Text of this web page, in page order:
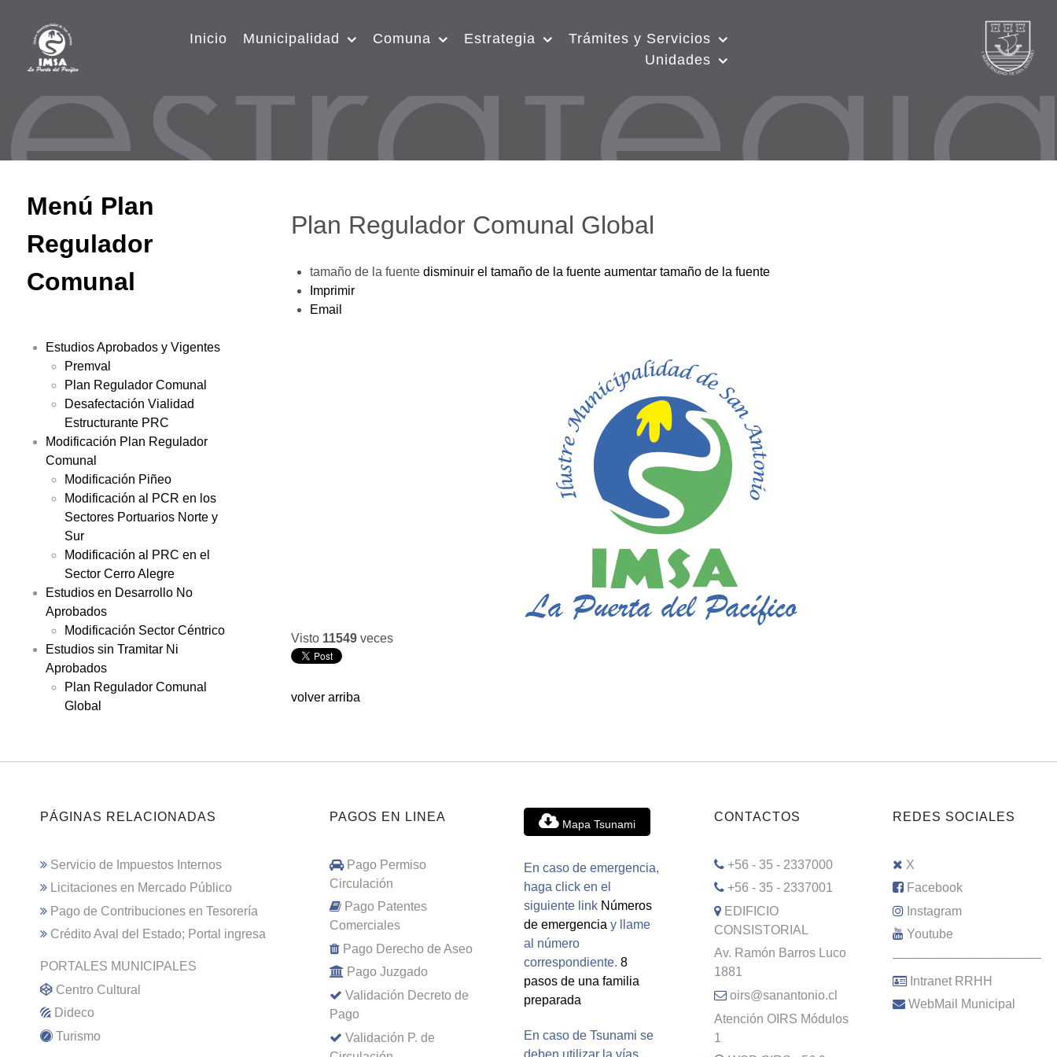
Inicio Municipalidad Comuna Estrategia
Trámites y Servicios
Unidades
Menú Plan
Regulador
Comunal
Estudios Aprobados y Vigentes
Premval
Plan Regulador Comunal
Desafectación Vialidad
Estructurante PRC
Modificación Plan Regulador
Comunal
Modificación Piñeo
Modificación al PCR en los
Sectores Portuarios Norte y
Sur
Modificación al PRC en el
Sector Cerro Alegre
Estudios en Desarrollo No
Aprobados
Modificación Sector Céntrico
Estudios sin Tramitar Ni
Aprobados
Plan Regulador Comunal
Global
Plan Regulador Comunal Global
tamaño de la fuente disminuir el tamaño de la fuente aumentar tamaño de la fuente
Imprimir
Email
Visto 11549 veces
volver arriba
PÁGINAS RELACIONADAS
Servicio de Impuestos Internos
Licitaciones en Mercado Público
Pago de Contribuciones en Tesorería
Crédito Aval del Estado; Portal ingresa
PORTALES MUNICIPALES
Centro Cultural
Dideco
Turismo
PAGOS EN LINEA
Pago Permiso
Circulación
Pago Patentes
Comerciales
Pago Derecho de Aseo
Pago Juzgado
Validación Decreto de
Pago
Validación P. de
Mapa Tsunami
En caso de emergencia,
haga click en el
siguiente link Números
de emergencia y llame
al número
correspondiente. 8
pasos de una familia
preparada
En caso de Tsunami se
deben utilizar la vías
CONTACTOS
+56 - 35 - 2337000
+56 - 35 - 2337001
EDIFICIO
CONSISTORIAL
Av. Ramón Barros Luco
1881
oirs@sanantonio.cl
Atención OIRS Módulos
1
REDES SOCIALES
X
Facebook
Instagram
Youtube
–––––––––––––––––––––
Intranet RRHH
WebMail Municipal